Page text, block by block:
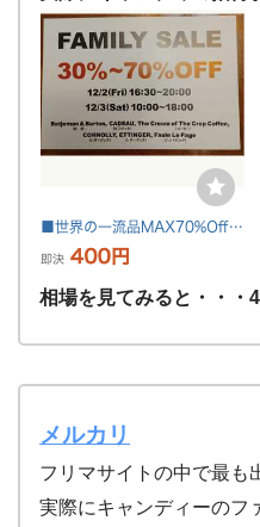
相場を見てみると・・・
メルカリ
フリマサイトの中で最も
実際にキャンディーのフ